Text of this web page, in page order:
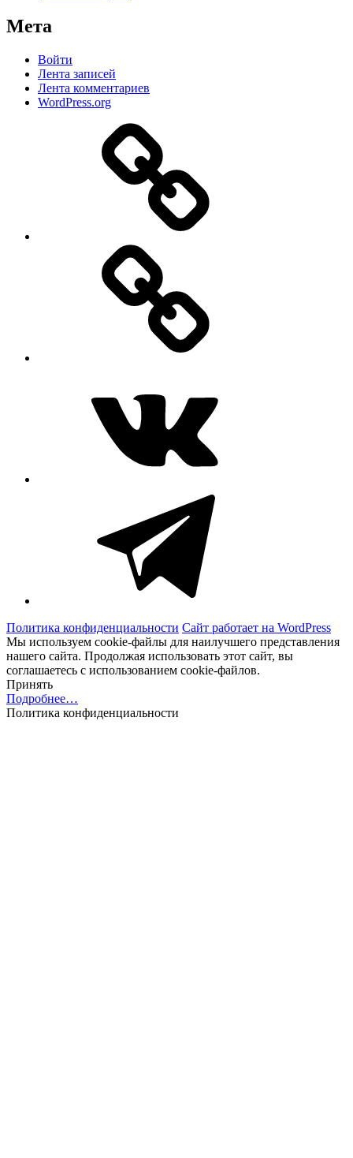
Мета
Войти
Лента записей
Лента комментариев
WordPress.org
Политика конфиденциальности Сайт работает на WordPress
Мы используем cookie-файлы для наилучшего представления
нашего сайта. Продолжая использовать этот сайт, вы
соглашаетесь с использованием cookie-файлов.
Принять
Подробнее…
Политика конфиденциальности